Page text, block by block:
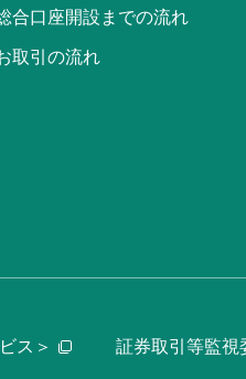
合口座開設までの流れ
取引の流れ
ス＞ 証券取引等監視